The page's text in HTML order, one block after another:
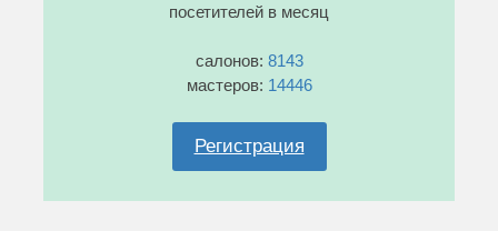
посетителей в месяц
салонов: 8143
мастеров: 14446
Регистрация